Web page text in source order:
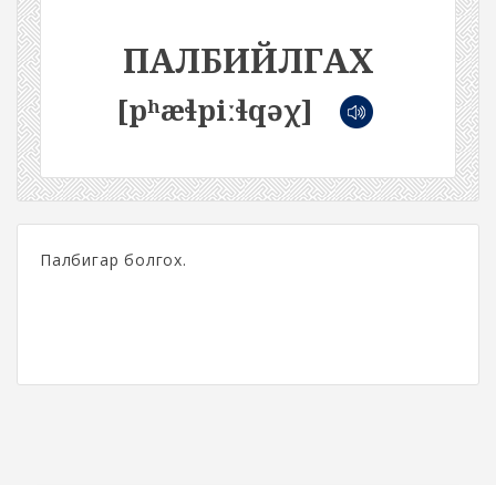
ПАЛБИЙЛГАХ
[pʰæɬpiːɬqəχ]
Палбигар болгох.